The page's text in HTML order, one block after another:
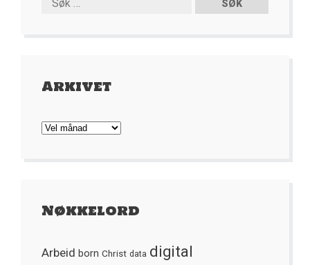
Arkivet
Arkivet
Nøkkelord
Arbeid born Christ data digital